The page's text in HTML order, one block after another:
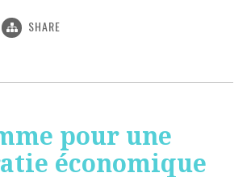
SHARE
pour une
économique